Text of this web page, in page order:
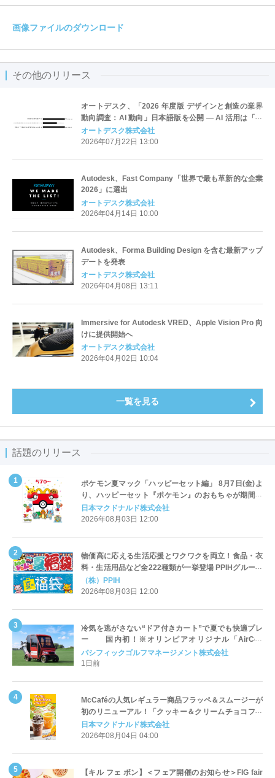
画像ファイルのダウンロード
その他のリリース
オートデスク、「2026 年度版 デザインと創造の業界
動向調査：AI 動向」日本語版を公開 ― AI 活用は「導
入」から「成果創出」のフェーズへ
オートデスク株式会社
2026年07月22日 13:00
Autodesk、Fast Company「世界で最も革新的な企業
2026」に選出
オートデスク株式会社
2026年04月14日 10:00
Autodesk、Forma Building Design を含む最新アップ
デートを発表
オートデスク株式会社
2026年04月08日 13:11
Immersive for Autodesk VRED、Apple Vision Pro 向
けに提供開始へ
オートデスク株式会社
2026年04月02日 10:04
一覧を見る
話題のリリース
ポケモン夏マック「ハッピーセット編」 8月7日(金)よ
り、ハッピーセット『ポケモン』のおもちゃが期間限
定登場
日本マクドナルド株式会社
2026年08月03日 12:00
物価高に応える生活応援とワクワクを両立！食品・衣
料・生活用品など全222種類が一挙登場 PPIHグループ
「夏福袋」＆セール 8月6日(木)より順次スタート
（株）PPIH
2026年08月03日 12:00
冷気を逃がさない“ドア付きカート”で夏でも快適プレ
ー 国内初！※オリンピアオリジナル「AirCon
Cart（エアコンカート）」導入 | ＰＧＭ
パシフィックゴルフマネージメント株式会社
1日前
McCaféの人気レギュラー商品フラッペ＆スムージーが
初のリニューアル！「クッキー＆クリームチョコフラ
ッペ」「マンゴースムージー」8月5日（水）から販売
開始
日本マクドナルド株式会社
2026年08月04日 04:00
【キル フェ ボン】＜フェア開催のお知らせ＞FIG fair